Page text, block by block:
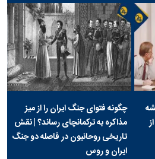
چگونه فتوای جنگ ایران را از میز
مذاکره به ترکمانچای رساند؟ | نقش
تاریخی روحانیون در فاصله دو جنگ
ایران و روس